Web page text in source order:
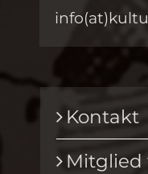
Kontakt
Mitglied